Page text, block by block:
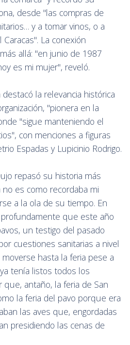
desde "las compras de
y a tomar vinos, o a
La conexión
allá: "en junio de 1987
es mi mujer", reveló.
la relevancia histórica
"pionera en la
"sigue manteniendo el
con menciones a figuras
Espadas y Lupicinio Rodrigo.
repasó su historia más
es como recordaba mi
a la ola de su tiempo. En
que este año
un testigo del pasado
cuestiones sanitarias a nivel
hasta la feria pese a
tenía listos todos los
que, antaño, la feria de San
la feria del pavo porque era
las aves que, engordadas
presidiendo las cenas de